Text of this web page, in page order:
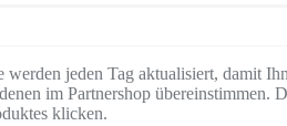
werden jeden Tag aktualisiert, damit
im Partnershop übereinstimmen.
klicken.